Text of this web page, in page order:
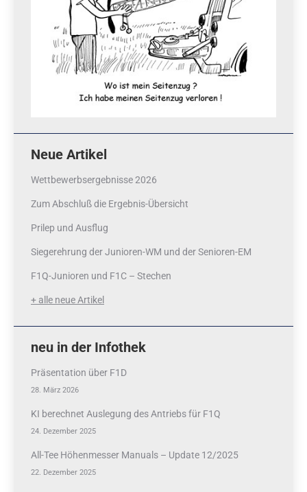
Neue Artikel
Wettbewerbsergebnisse 2026
Zum Abschluß die Ergebnis-Übersicht
Prilep und Ausflug
Siegerehrung der Junioren-WM und der Senioren-EM
F1Q-Junioren und F1C – Stechen
+ alle neue Artikel
neu in der Infothek
Präsentation über F1D
28. März 2026
KI berechnet Auslegung des Antriebs für F1Q
24. Dezember 2025
All-Tee Höhenmesser Manuals – Update 12/2025
22. Dezember 2025